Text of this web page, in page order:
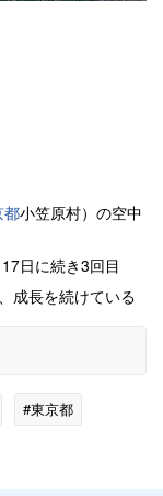
都小笠原村）の空中
日に続き3回目
成長を続けている
#東京都